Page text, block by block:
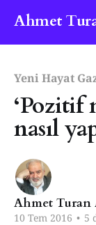
Ahmet
Yeni Hayat
‘Pozitif
nasıl
Ahmet Turan
10 Tem 2016 • 5